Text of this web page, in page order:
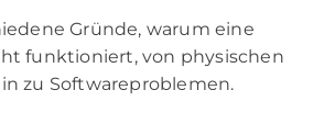
Gründe, warum eine
funktioniert, von physischen
zu Softwareproblemen.